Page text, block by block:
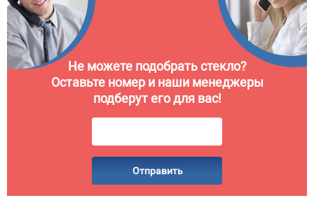
Не можете подобрать стекло?
Оставьте номер и наши менеджеры
подберут его для вас!
Отправить